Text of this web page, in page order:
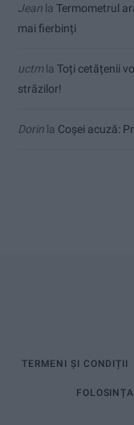
Jean la Termometrul
mai fierbinți
uctmla Toți cetățenii
străzilor!
Dorin la Coșei acuză:
TERMENI ȘI CONDIȚII